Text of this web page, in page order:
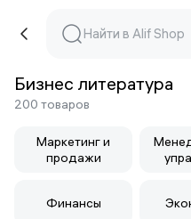
Бизнес литература
200 товаров
Маркетинг и
продажи
Финансы